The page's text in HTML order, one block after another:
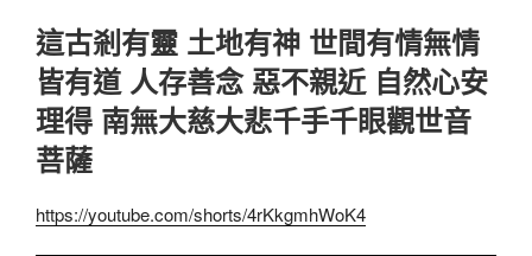
這古剎有靈 土地有神 世間有情無情
皆有道 人存善念 惡不親近 自然心安
理得 南無大慈大悲千手千眼觀世音
菩薩
https://youtube.com/shorts/4rKkgmhWoK4